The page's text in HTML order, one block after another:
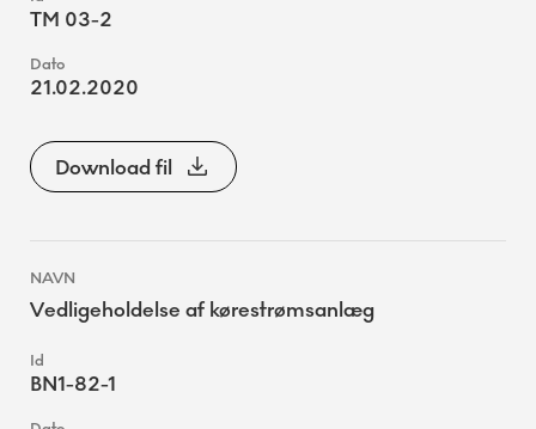
TM 03-2
21.02.2020
Download fil
Vedligeholdelse af kørestrømsanlæg
BN1-82-1